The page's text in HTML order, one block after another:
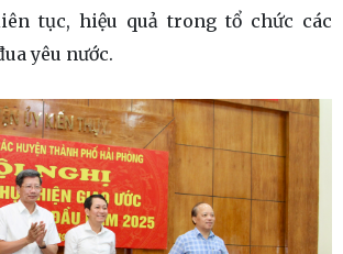
tục, hiệu quả trong tổ chức các
yêu nước.